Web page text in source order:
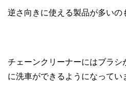
逆さ向きに使える製品が多いの
チェーンクリーナーにはブラシ
に洗車ができるようになってい